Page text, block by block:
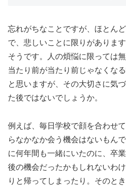
忘れがちなことですが、ほとん
で、悲しいことに限りがありま
そうです。人の煩悩に限っては
当たり前が当たり前じゃなくな
と思いますが、その大切さに気
た後ではないでしょうか。
例えば、毎日学校で顔を合わせ
らなかなか会う機会はないもん
に何年間も一緒にいたのに、卒
後の機会だったかもしれないわ
りと帰ってしまったり。そのと